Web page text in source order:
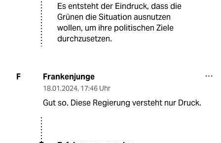
Es entsteht der Eindruck, dass die
Grünen die Situation ausnutzen
wollen, um ihre politischen Ziele
durchzusetzen.
F Frankenjunge
18.01.2024, 17:46 Uhr
Gut so. Diese Regierung versteht nur Druck.